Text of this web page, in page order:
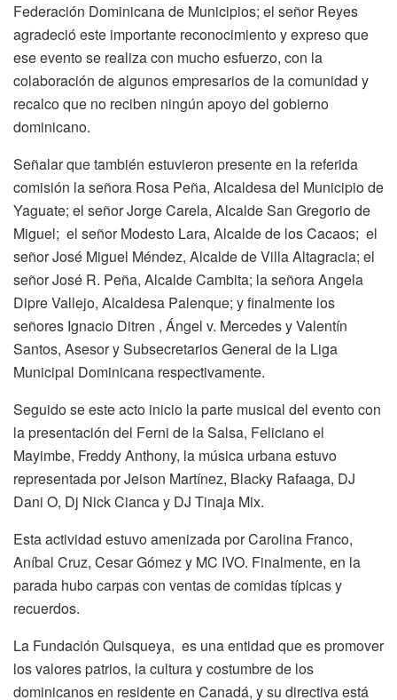
Federación Dominicana de Municipios; el señor Reyes
agradeció este importante reconocimiento y expreso que
ese evento se realiza con mucho esfuerzo, con la
colaboración de algunos empresarios de la comunidad y
recalco que no reciben ningún apoyo del gobierno
dominicano.
Señalar que también estuvieron presente en la referida
comisión la señora Rosa Peña, Alcaldesa del Municipio de
Yaguate; el señor Jorge Carela, Alcalde San Gregorio de
Miguel; el señor Modesto Lara, Alcalde de los Cacaos; el
señor José Miguel Méndez, Alcalde de Villa Altagracia; el
señor José R. Peña, Alcalde Cambita; la señora Angela
Dipre Vallejo, Alcaldesa Palenque; y finalmente los
señores Ignacio Ditren , Ángel v. Mercedes y Valentín
Santos, Asesor y Subsecretarios General de la Liga
Municipal Dominicana respectivamente.
Seguido se este acto inicio la parte musical del evento con
la presentación del Ferni de la Salsa, Feliciano el
Mayimbe, Freddy Anthony, la música urbana estuvo
representada por Jeison Martínez, Blacky Rafaaga, DJ
Dani O, Dj Nick Cianca y DJ Tinaja Mix.
Esta actividad estuvo amenizada por Carolina Franco,
Aníbal Cruz, Cesar Gómez y MC IVO. Finalmente, en la
parada hubo carpas con ventas de comidas típicas y
recuerdos.
La Fundación Quisqueya, es una entidad que es promover
los valores patrios, la cultura y costumbre de los
dominicanos en residente en Canadá, y su directiva está